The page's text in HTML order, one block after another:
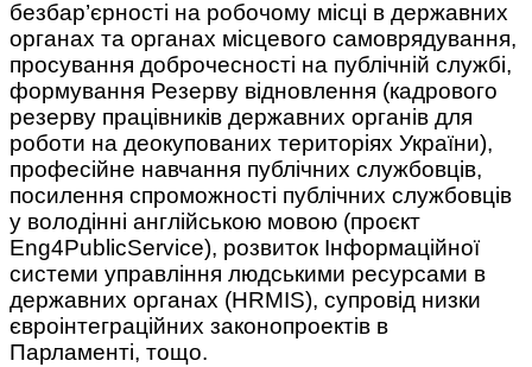
безбар’єрності на робочому місці в державних
органах та органах місцевого самоврядування,
просування доброчесності на публічній службі,
формування Резерву відновлення (кадрового
резерву працівників державних органів для
роботи на деокупованих територіях України),
професійне навчання публічних службовців,
посилення спроможності публічних службовців
у володінні англійською мовою (проєкт
Eng4PublicService), розвиток Інформаційної
системи управління людськими ресурсами в
державних органах (HRMIS), супровід низки
євроінтеграційних законопроектів в
Парламенті, тощо.